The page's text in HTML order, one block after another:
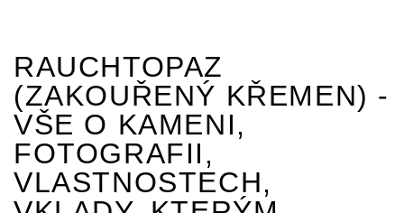
RAUCHTOPAZ
(ZAKOUŘENÝ KŘEMEN) -
VŠE O KAMENI,
FOTOGRAFII,
VLASTNOSTECH,